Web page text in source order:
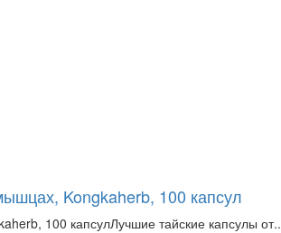
Kongkaherb, 100 капсул
100 капсулЛучшие тайские капсулы от..